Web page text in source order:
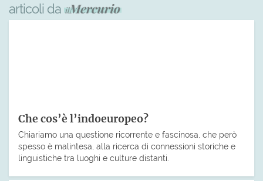
articoli da
Che cos’è l’indoeuropeo?
Chiariamo una questione ricorrente e fascinosa, che però
spesso è malintesa, alla ricerca di connessioni storiche e
linguistiche tra luoghi e culture distanti.